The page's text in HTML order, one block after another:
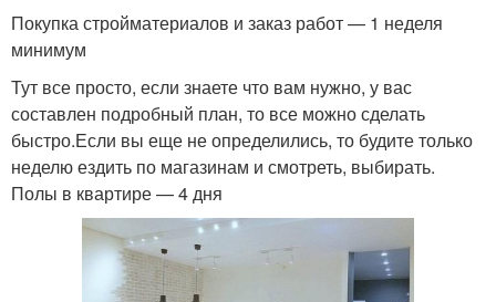
Покупка стройматериалов и заказ работ — 1 неделя
минимум
Тут все просто, если знаете что вам нужно, у вас
составлен подробный план, то все можно сделать
быстро.Если вы еще не определились, то будите только
неделю ездить по магазинам и смотреть, выбирать.
Полы в квартире — 4 дня